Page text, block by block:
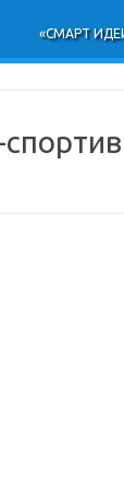
«СМАРТ